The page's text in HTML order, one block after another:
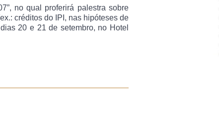
no qual proferirá palestra sobre
créditos do IPI, nas hipóteses de
20 e 21 de setembro, no Hotel